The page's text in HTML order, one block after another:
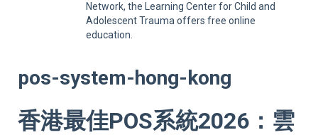
Network, the Learning Center for Child and
Adolescent Trauma offers free online
education.
pos-system-hong-kong
香港最佳POS系統2026：雲